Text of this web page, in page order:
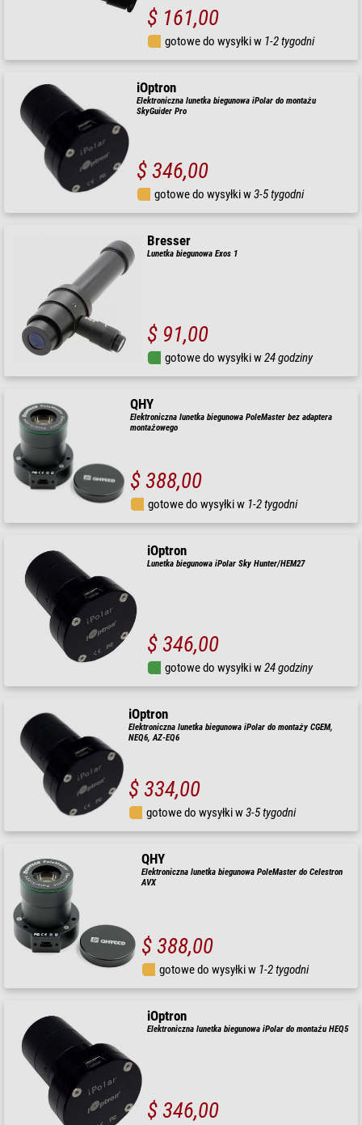
$ 161,00
gotowe do wysyłki w 1-2 tygodni
iOptron
Elektroniczna lunetka biegunowa iPolar do montażu
SkyGuider Pro
$ 346,00
gotowe do wysyłki w3-5 tygodni
Bresser
Lunetka biegunowa Exos 1
$ 91,00
gotowe do wysyłki w24 godziny
QHY
Elektroniczna lunetka biegunowa PoleMaster bez adaptera
montażowego
$ 388,00
gotowe do wysyłki w 1-2 tygodni
iOptron
Lunetka biegunowa iPolar Sky Hunter/HEM27
$ 346,00
gotowe do wysyłki w24 godziny
iOptron
Elektroniczna lunetka biegunowa iPolar do montaży CGEM,
NEQ6, AZ-EQ6
$ 334,00
gotowe do wysyłki w3-5 tygodni
QHY
Elektroniczna lunetka biegunowa PoleMaster do Celestron
AVX
$ 388,00
gotowe do wysyłki w 1-2 tygodni
iOptron
Elektroniczna lunetka biegunowa iPolar do montażu HEQ5
$ 346,00